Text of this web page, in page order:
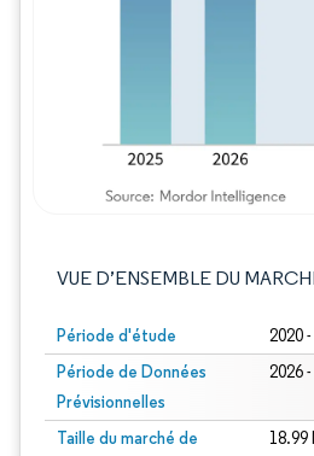
VUE D’ENSEMBLE DU
Période d'étude 2020
Période de Données
Prévisionnelles
2026
Taille du marché de
18.99